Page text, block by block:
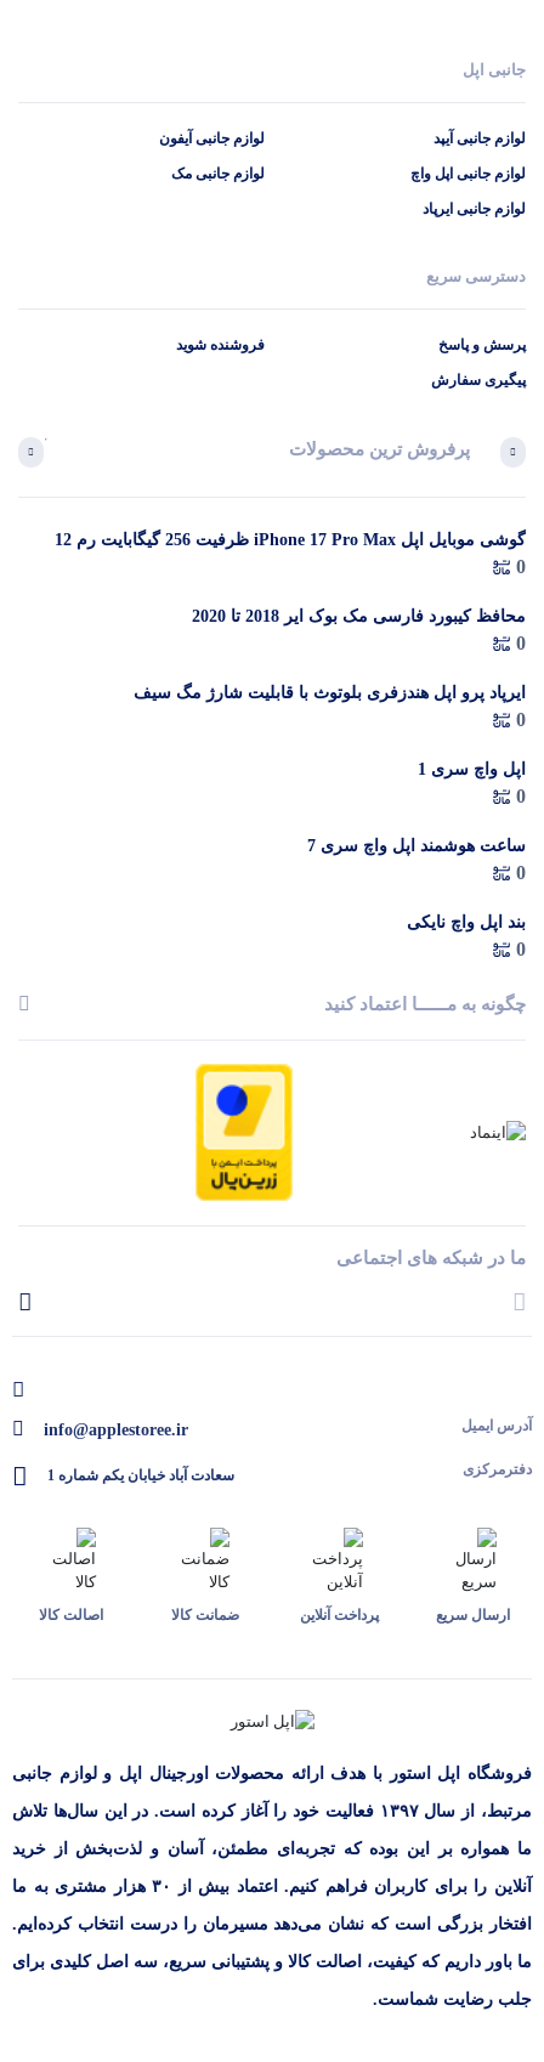
جانبی اپل
لوازم جانبی آیپد
لوازم جانبی اپل واچ
لوازم جانبی ایرپاد
لوازم جانبی آیفون
لوازم جانبی مک
دسترسی سریع
پرسش و پاسخ
پیگیری سفارش
فروشنده شوید
پرفروش ترین محصولات
گوشی موبایل اپل iPhone 17 Pro Max ظرفیت 256 گیگابایت رم 12
گیگابایت (ZAA) – Not Active رجیستر شده
0
محافظ کیبورد فارسی مک بوک ایر 2018 تا 2020
0
ایرپاد پرو اپل هندزفری بلوتوث با قابلیت شارژ مگ سیف
0
اپل واچ سری 1
0
ساعت هوشمند اپل واچ سری 7
0
بند اپل واچ نایکی
0
چگونه به مــــــا اعتماد کنید
ما در شبکه های اجتماعی
آدرس ایمیل
دفترمرکزی
info@applestoree.ir
سعادت آباد خیابان یکم شماره 1
ارسال سریع پرداخت آنلاین ضمانت کالا اصالت کالا
فروشگاه اپل استور با هدف ارائه‌ محصولات اورجینال اپل و لوازم جانبی
مرتبط، از سال ۱۳۹۷ فعالیت خود را آغاز کرده است. در این سال‌ها تلاش
ما همواره بر این بوده که تجربه‌ای مطمئن، آسان و لذت‌بخش از خرید
آنلاین را برای کاربران فراهم کنیم. اعتماد بیش از ۳۰ هزار مشتری به ما
افتخار بزرگی است که نشان می‌دهد مسیرمان را درست انتخاب کرده‌ایم.
ما باور داریم که کیفیت، اصالت کالا و پشتیبانی سریع، سه اصل کلیدی برای
جلب رضایت شماست.